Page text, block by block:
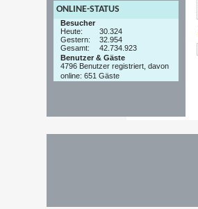
ONLINE-STATUS
Besucher
Heute:
30.324
Gestern:
32.954
Gesamt:
42.734.923
Benutzer & Gäste
4796 Benutzer registriert, davon
online: 651 Gäste